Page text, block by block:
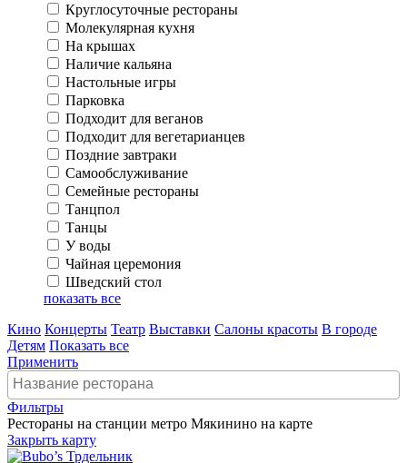
Круглосуточные рестораны
Молекулярная кухня
На крышах
Наличие кальяна
Настольные игры
Парковка
Подходит для веганов
Подходит для вегетарианцев
Поздние завтраки
Самообслуживание
Семейные рестораны
Танцпол
Танцы
У воды
Чайная церемония
Шведский стол
показать все
Кино Концерты Театр Выставки Салоны красоты В городе
Детям Показать все
Применить
Фильтры
Рестораны на станции метро Мякинино на карте
Закрыть карту